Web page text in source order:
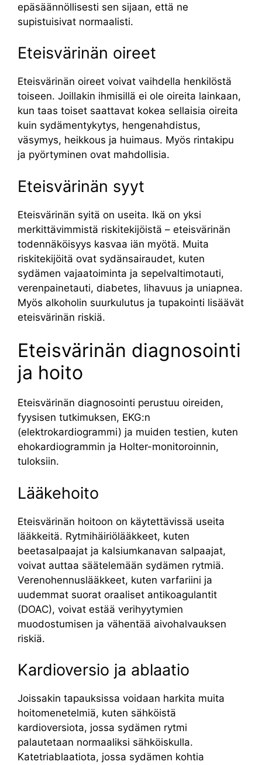
epäsäännöllisesti sen sijaan, että ne
supistuisivat normaalisti.
Eteisvärinän oireet
Eteisvärinän oireet voivat vaihdella henkilöstä
toiseen. Joillakin ihmisillä ei ole oireita lainkaan,
kun taas toiset saattavat kokea sellaisia oireita
kuin sydämentykytys, hengenahdistus,
väsymys, heikkous ja huimaus. Myös rintakipu
ja pyörtyminen ovat mahdollisia.
Eteisvärinän syyt
Eteisvärinän syitä on useita. Ikä on yksi
merkittävimmistä riskitekijöistä – eteisvärinän
todennäköisyys kasvaa iän myötä. Muita
riskitekijöitä ovat sydänsairaudet, kuten
sydämen vajaatoiminta ja sepelvaltimotauti,
verenpainetauti, diabetes, lihavuus ja uniapnea.
Myös alkoholin suurkulutus ja tupakointi lisäävät
eteisvärinän riskiä.
Eteisvärinän diagnosointi
ja hoito
Eteisvärinän diagnosointi perustuu oireiden,
fyysisen tutkimuksen, EKG:n
(elektrokardiogrammi) ja muiden testien, kuten
ehokardiogrammin ja Holter-monitoroinnin,
tuloksiin.
Lääkehoito
Eteisvärinän hoitoon on käytettävissä useita
lääkkeitä. Rytmihäiriölääkkeet, kuten
beetasalpaajat ja kalsiumkanavan salpaajat,
voivat auttaa säätelemään sydämen rytmiä.
Verenohennuslääkkeet, kuten varfariini ja
uudemmat suorat oraaliset antikoagulantit
(DOAC), voivat estää verihyytymien
muodostumisen ja vähentää aivohalvauksen
riskiä.
Kardioversio ja ablaatio
Joissakin tapauksissa voidaan harkita muita
hoitomenetelmiä, kuten sähköistä
kardioversiota, jossa sydämen rytmi
palautetaan normaaliksi sähköiskulla.
Katetriablaatiota, jossa sydämen kohtia